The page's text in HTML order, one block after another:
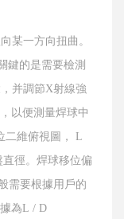
某一方向扭曲。
鍵的是需要檢測
并調節X射線強
以便測量焊球中
二維俯視圖， L
徑。焊球移位偏
需要根據用戶的
為L / D